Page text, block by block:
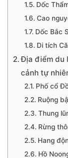
Dốc
Cao
Dốc Bắc
Di tích
Địa điểm du
cảnh tự
Phố cổ
Ruộng
Thung
Rừng
Hang
Hồ